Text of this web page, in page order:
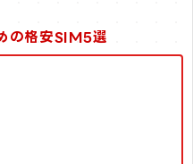
の格安SIM5選